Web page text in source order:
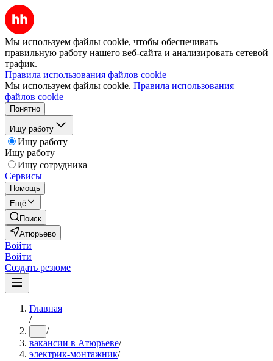
Мы используем файлы cookie, чтобы обеспечивать
правильную работу нашего веб-сайта и анализировать сетевой
трафик.
Правила использования файлов cookie
Мы используем файлы cookie. Правила использования
файлов cookie
Понятно
Ищу работу
Ищу работу
Ищу работу
Ищу сотрудника
Сервисы
Помощь
Ещё
Поиск
Атюрьево
Войти
Войти
Создать резюме
Главная
/
... /
вакансии в Атюрьеве/
электрик-монтажник/